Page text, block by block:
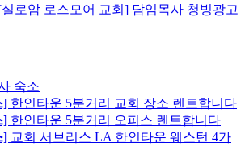
로암 로스모어 교회] 담임목사 청빙광고
숙소
] 한인타운 5분거리 교회 장소 렌트합니다
] 한인타운 5분거리 오피스 렌트합니다
] 교회 서브리스 LA 한인타운 웨스턴 4가